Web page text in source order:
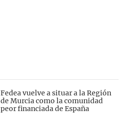
Fedea vuelve a situar a la Región
de Murcia como la comunidad
peor financiada de España